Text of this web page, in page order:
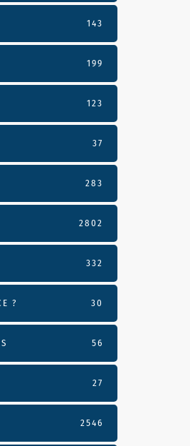
143
199
123
37
283
2802
332
? 30
56
27
2546